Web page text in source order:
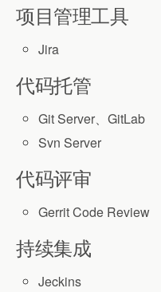
项目管理工具
Jira
代码托管
Git Server、GitLab
Svn Server
代码评审
Gerrit Code Review
持续集成
Jeckins